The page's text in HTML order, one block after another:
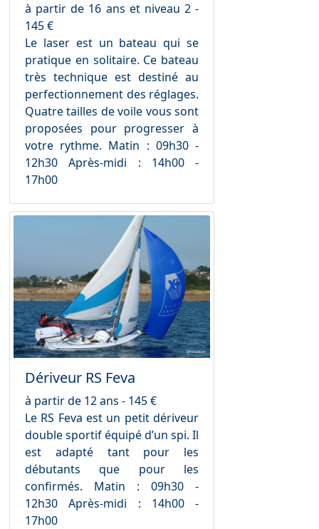
à partir de 16 ans et niveau 2 -
145 €
Le laser est un bateau qui se
pratique en solitaire. Ce bateau
très technique est destiné au
perfectionnement des réglages.
Quatre tailles de voile vous sont
proposées pour progresser à
votre rythme. Matin : 09h30 -
12h30 Après-midi : 14h00 -
17h00
Dériveur RS Feva
à partir de 12 ans - 145 €
Le RS Feva est un petit dériveur
double sportif équipé d’un spi. Il
est adapté tant pour les
débutants que pour les
confirmés. Matin : 09h30 -
12h30 Après-midi : 14h00 -
17h00